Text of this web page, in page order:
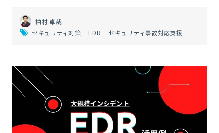
柏村 卓哉
セキュリティ対策
EDR セキュリティ事故対応支援